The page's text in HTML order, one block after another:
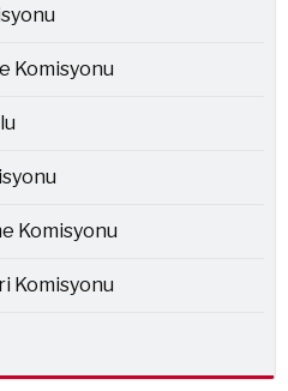
Komisyonu
Komisyonu
Komisyonu